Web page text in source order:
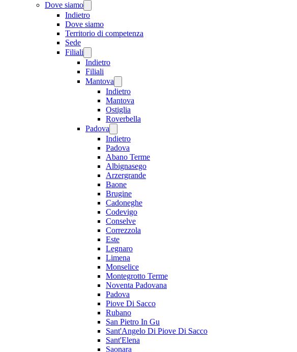
Dove siamo
Indietro
Dove siamo
Territorio di competenza
Sede
Filiali
Indietro
Filiali
Mantova
Indietro
Mantova
Ostiglia
Roverbella
Padova
Indietro
Padova
Abano Terme
Albignasego
Arzergrande
Baone
Brugine
Cadoneghe
Codevigo
Conselve
Correzzola
Este
Legnaro
Limena
Monselice
Montegrotto Terme
Noventa Padovana
Padova
Piove Di Sacco
Rubano
San Pietro In Gu
Sant'Angelo Di Piove Di Sacco
Sant'Elena
Saonara